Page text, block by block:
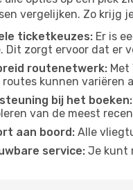
vergelijken. Zo krijg
ticketkeuzes: Er is
Dit zorgt ervoor dat er
routenetwerk: Met
routes kunnen variëren
bij het boeken:
van de meest
aan boord: Alle
service: Je kunt